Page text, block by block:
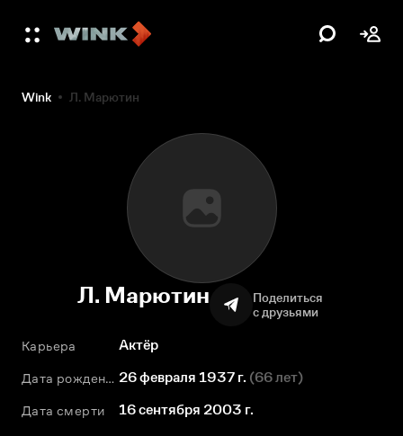
Wink Л. Марютин
Л. Марютин
Поделиться
с друзьями
Карьера Актёр
Дата рождения 26 февраля 1937 г. (66 лет)
Дата смерти 16 сентября 2003 г.